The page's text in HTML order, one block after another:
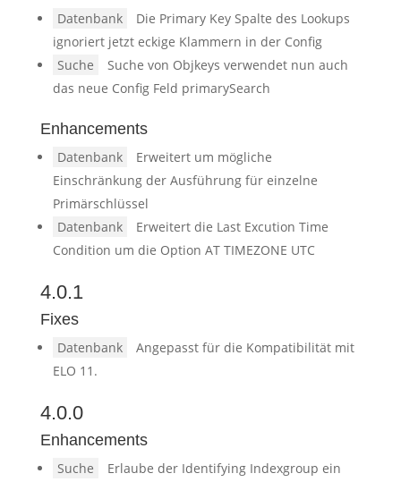
Datenbank
Die Primary Key Spalte des Lookups
ignoriert jetzt eckige Klammern in der Config
Suche
Suche von Objkeys verwendet nun auch
das neue Config Feld primarySearch
Enhancements
Datenbank
Erweitert um mögliche
Einschränkung der Ausführung für einzelne
Primärschlüssel
Datenbank
Erweitert die Last Excution Time
Condition um die Option AT TIMEZONE UTC
4.0.1
Fixes
Datenbank
Angepasst für die Kompatibilität mit
ELO 11.
4.0.0
Enhancements
Suche
Erlaube der Identifying Indexgroup ein